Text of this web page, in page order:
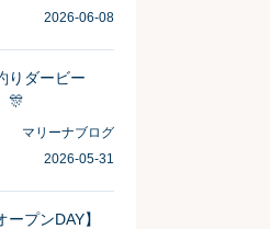
2026-06-08
りダービー
🎊
マリーナブログ
2026-05-31
ープンDAY】